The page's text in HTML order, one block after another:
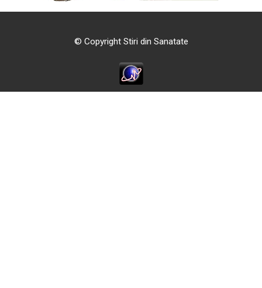
© Copyright Stiri din Sanatate